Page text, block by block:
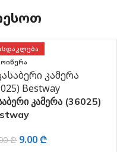
კამერა (36025)
₾ 9.00 ₾